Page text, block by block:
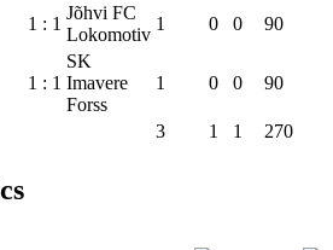
1 : 1
Jõhvi FC
Lokomotiv
1 0 0 90
1 : 1
SK
Imavere
Forss
1 0 0 90
3 1 1 270